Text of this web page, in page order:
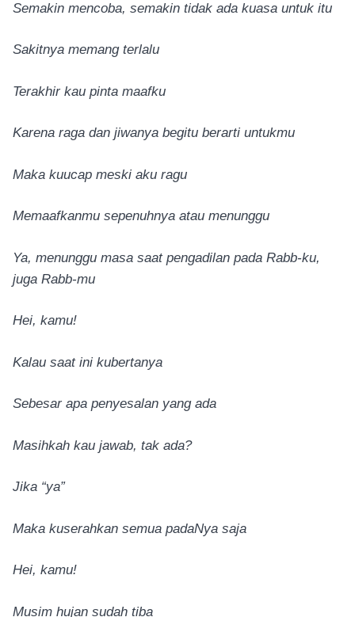
Semakin mencoba, semakin tidak ada kuasa untuk itu
Sakitnya memang terlalu
Terakhir kau pinta maafku
Karena raga dan jiwanya begitu berarti untukmu
Maka kuucap meski aku ragu
Memaafkanmu sepenuhnya atau menunggu
Ya, menunggu masa saat pengadilan pada Rabb-ku,
juga Rabb-mu
Hei, kamu!
Kalau saat ini kubertanya
Sebesar apa penyesalan yang ada
Masihkah kau jawab, tak ada?
Jika “ya”
Maka kuserahkan semua padaNya saja
Hei, kamu!
Musim hujan sudah tiba